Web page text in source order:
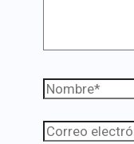
Nombre*
Correo